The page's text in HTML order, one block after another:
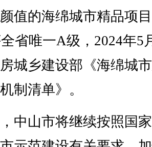
值的海绵城市精品项
省唯一A级，2024年5
城乡建设部《海绵城
制清单》。
山市将继续按照国